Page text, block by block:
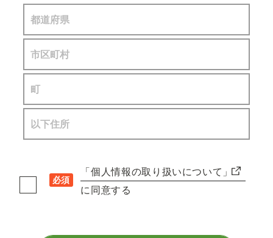
必須
「個人情報の取り扱いについて」
に同意する